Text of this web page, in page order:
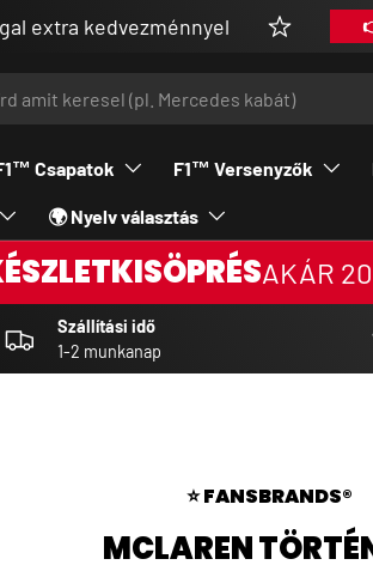
kedvezménnyel 👉
Csapatok F1™ Versenyzők
🌍 Nyelv választás
AKÁR
Szállítási idő
1-2 munkanap
⭐ FANSBRANDS®
MCLAREN